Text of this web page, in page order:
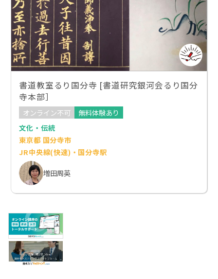
書道教室るり国分寺 [書道研究銀河会るり国分
寺本部］
オンライン不可
無料体験あり
文化・伝統
東京都 国分寺市
JR中央線(快速)・国分寺駅
増田周英